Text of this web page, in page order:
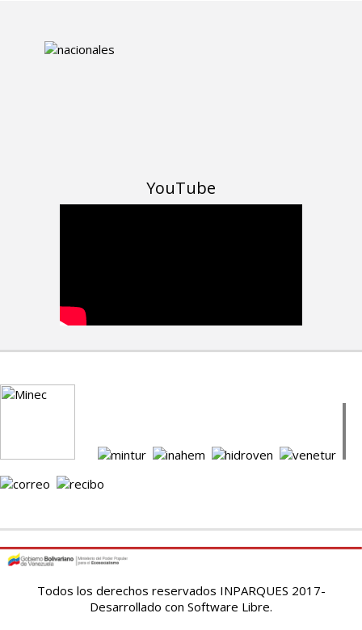
YouTube
Todos los derechos reservados INPARQUES 2017-
Desarrollado con Software Libre.